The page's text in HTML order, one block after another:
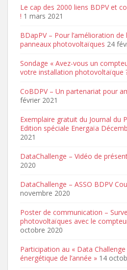
Le cap des 2000 liens BDPV et
! 1 mars 2021
BDapPV – Pour l’amélioration
panneaux photovoltaïques 24
Sondage « Avez-vous un
votre installation photovoltaïque
CoBDPV – Un partenariat pour
février 2021
Exemplaire gratuit du Journal du
Edition spéciale Energaïa
2021
DataChallenge – Vidéo de
2020
DataChallenge – ASSO BDPV
novembre 2020
Poster de communication –
photovoltaïques avec le
octobre 2020
Participation au « Data
énergétique de l’année » 14